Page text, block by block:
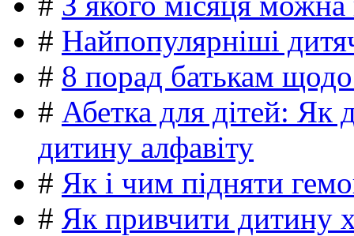
# Найпопулярніші
# 8 порад батькам
# Абетка для дітей: Як
дитину алфавіту
# Як і чим підняти
# Як привчити дитину